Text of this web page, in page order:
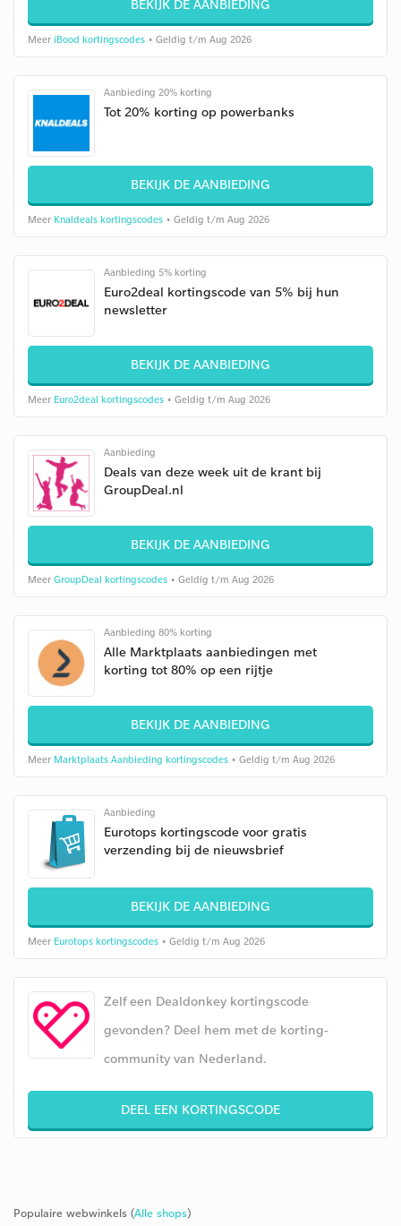
BEKIJK DE AANBIEDING
Meer iBood kortingscodes • Geldig t/m Aug 2026
Aanbieding 20% korting
Tot 20% korting op powerbanks
BEKIJK DE AANBIEDING
Meer Knaldeals kortingscodes • Geldig t/m Aug 2026
Aanbieding 5% korting
Euro2deal kortingscode van 5% bij hun
newsletter
BEKIJK DE AANBIEDING
Meer Euro2deal kortingscodes • Geldig t/m Aug 2026
Aanbieding
Deals van deze week uit de krant bij
GroupDeal.nl
BEKIJK DE AANBIEDING
Meer GroupDeal kortingscodes • Geldig t/m Aug 2026
Aanbieding 80% korting
Alle Marktplaats aanbiedingen met
korting tot 80% op een rijtje
BEKIJK DE AANBIEDING
Meer Marktplaats Aanbieding kortingscodes • Geldig t/m Aug 2026
Aanbieding
Eurotops kortingscode voor gratis
verzending bij de nieuwsbrief
BEKIJK DE AANBIEDING
Meer Eurotops kortingscodes • Geldig t/m Aug 2026
Zelf een Dealdonkey kortingscode
gevonden? Deel hem met de korting-
community van Nederland.
DEEL EEN KORTINGSCODE
Populaire webwinkels (Alle shops)